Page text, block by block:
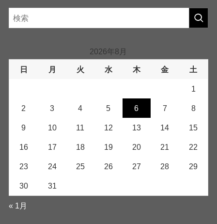
2026年8月
日 月 火 水 木 金 土
1
2 3 4 5 6 7 8
9 10 11 12 13 14 15
16 17 18 19 20 21 22
23 24 25 26 27 28 29
30 31
« 1月